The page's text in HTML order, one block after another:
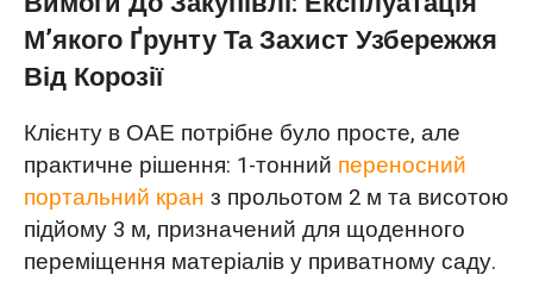
М’якого Ґрунту Та Захист Узбережжя
Від Корозії
Клієнту в ОАЕ потрібне було просте, але
практичне рішення: 1-тонний переносний
портальний кран з прольотом 2 м та висотою
підйому 3 м, призначений для щоденного
переміщення матеріалів у приватному саду.